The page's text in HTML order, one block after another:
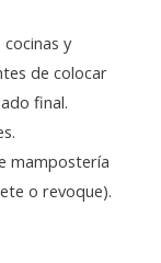
y
de colocar
final.
mampostería
o revoque).